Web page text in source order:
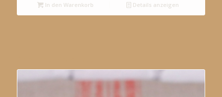
In den Warenkorb Details anzeigen